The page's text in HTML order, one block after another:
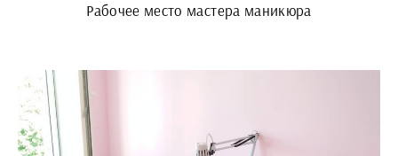
Рабочее место мастера маникюра